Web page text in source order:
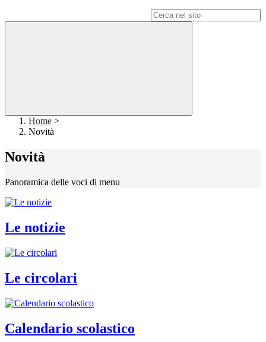
Home >
Novità
Novità
Panoramica delle voci di menu
Le notizie
Le circolari
Calendario scolastico